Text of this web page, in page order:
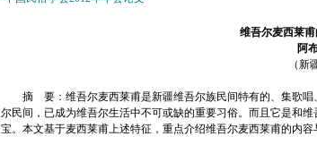
维吾尔麦西莱
阿
（新
摘 要：维吾尔麦西莱甫是新疆维吾尔族民间特有的、集歌
尔民间，已成为维吾尔生活中不可或缺的重要习俗。而且它是和
宝。本文基于麦西莱甫上述特征，重点介绍维吾尔麦西莱甫的内容